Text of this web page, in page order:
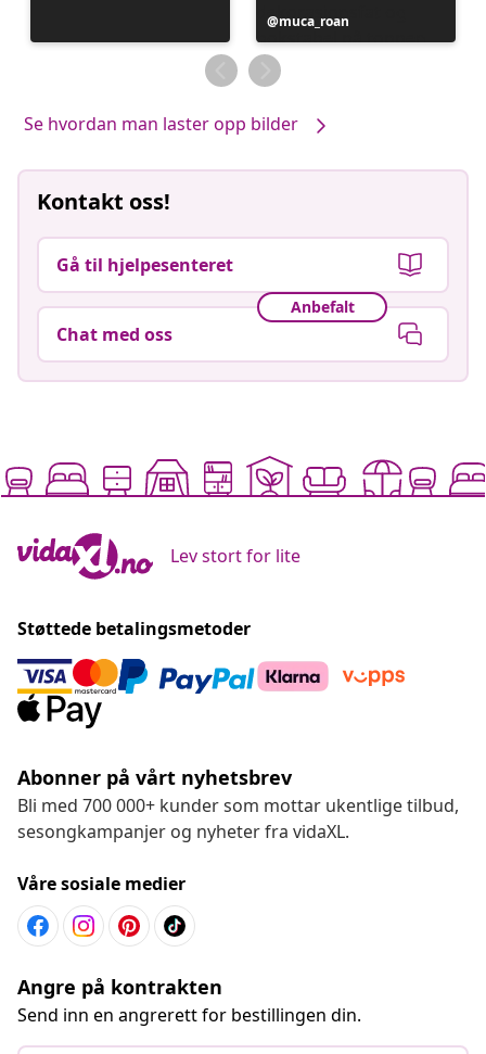
Innlegg
publisert
av
muca_roan
Se hvordan man laster opp bilder
Kontakt oss!
Gå til hjelpesenteret
Anbefalt
Chat med oss
Lev stort for lite
Støttede betalingsmetoder
Abonner på vårt nyhetsbrev
Bli med 700 000+ kunder som mottar ukentlige tilbud,
sesongkampanjer og nyheter fra vidaXL.
Våre sosiale medier
Angre på kontrakten
Send inn en angrerett for bestillingen din.